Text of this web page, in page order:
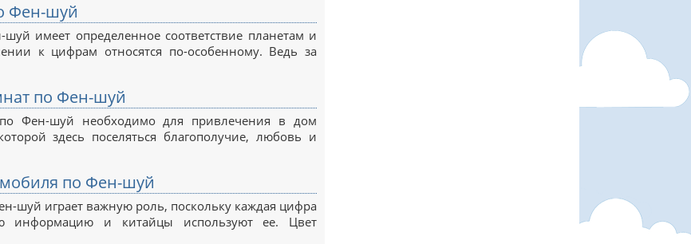
Фен-шуй
имеет определенное соответствие планетам и
к цифрам относятся по-особенному. Ведь за
по Фен-шуй
Фен-шуй необходимо для привлечения в дом
здесь поселяться благополучие, любовь и
по Фен-шуй
шуй играет важную роль, поскольку каждая цифра
информацию и китайцы используют ее. Цвет